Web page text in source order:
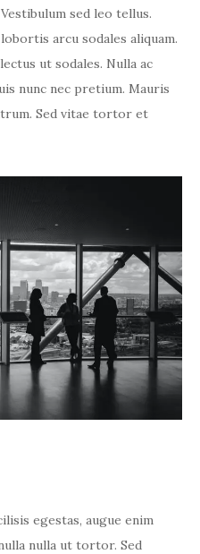
sed leo tellus.
arcu sodales aliquam.
ut sodales. Nulla ac
nunc nec pretium. Mauris
Sed vitae tortor et
egestas, augue enim
nulla ut tortor. Sed